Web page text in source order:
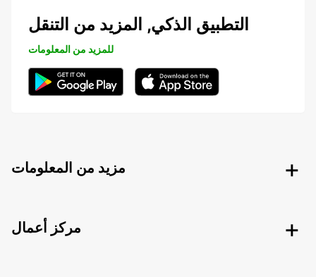
التطبيق الذكي, المزيد من التنقل
للمزيد من المعلومات
مزيد من المعلومات
مركز أعمال